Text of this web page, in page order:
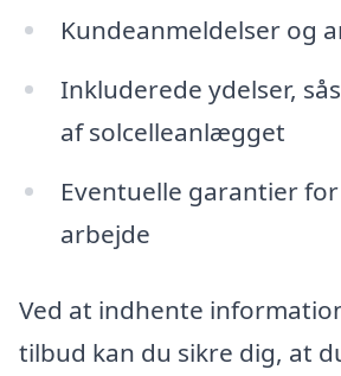
Kundeanmeldelser og
Inkluderede ydelser,
af solcelleanlægget
Eventuelle garantier
arbejde
Ved at indhente
tilbud kan du sikre dig, at